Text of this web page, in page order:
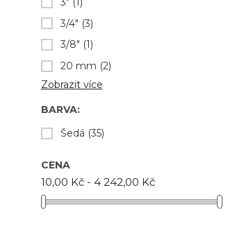
3/4" (3)
3/8" (1)
20 mm (2)
Zobrazit více
BARVA:
Šedá (35)
CENA
10,00 Kč - 4 242,00 Kč